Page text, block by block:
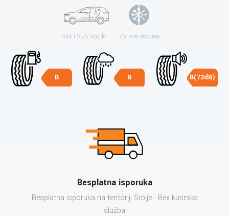
4x4 i SUV vozilo Za sve sezone
B B B(72dB)
Besplatna isporuka
Besplatna isporuka na teritoriji Srbije - Bex kurirska
služba